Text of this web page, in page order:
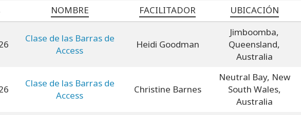
NOMBRE FACILITADOR UBICACIÓN
Clase de las Barras de
Access
Heidi Goodman
Jimboomba,
Queensland,
Australia
Clase de las Barras de
Access
Christine Barnes
Neutral Bay, New
South Wales,
Australia